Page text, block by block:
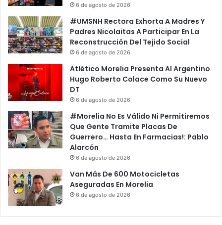
6 de agosto de 2026
#UMSNH Rectora Exhorta A Madres Y
Padres Nicolaitas A Participar En La
Reconstrucción Del Tejido Social
6 de agosto de 2026
Atlético Morelia Presenta Al Argentino
Hugo Roberto Colace Como Su Nuevo
DT
6 de agosto de 2026
#Morelia No Es Válido Ni Permitiremos
Que Gente Tramite Placas De
Guerrero… Hasta En Farmacias!: Pablo
Alarcón
6 de agosto de 2026
Van Más De 600 Motocicletas
Aseguradas En Morelia
6 de agosto de 2026